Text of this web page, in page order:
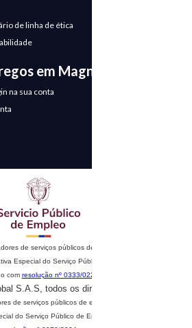
de linha de ética
em Magneto
na sua conta
de serviços públicos de emprego. Autorizado
Especial do Serviço Público de Emprego de
com resolução nº 0333/022
S.A.S, todos os direitos reservados
de serviços públicos de emprego. Autorizado pela
do Serviço Público de Emprego de acordo com